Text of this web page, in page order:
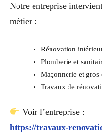
Notre entreprise
métier :
Rénovation
Plomberie et
Maçonnerie et gros
Travaux de
Voir l’entreprise :
https://travaux-